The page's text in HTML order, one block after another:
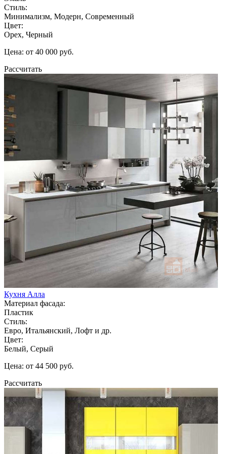
Стиль:
Минимализм, Модерн, Современный
Цвет:
Орех, Черный
Цена: от 40 000 руб.
Рассчитать
Кухня Алла
Материал фасада:
Пластик
Стиль:
Евро, Итальянский, Лофт и др.
Цвет:
Белый, Серый
Цена: от 44 500 руб.
Рассчитать